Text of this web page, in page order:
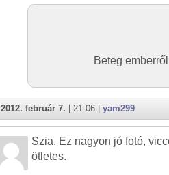
Beteg
2012. február 7. | 21:06 | yam299
Szia. Ez nagyon jó fotó,
ötletes.